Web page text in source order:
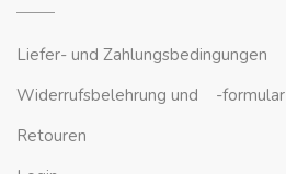
Liefer- und Zahlungsbedingungen
Widerrufsbelehrung und -formular
Retouren